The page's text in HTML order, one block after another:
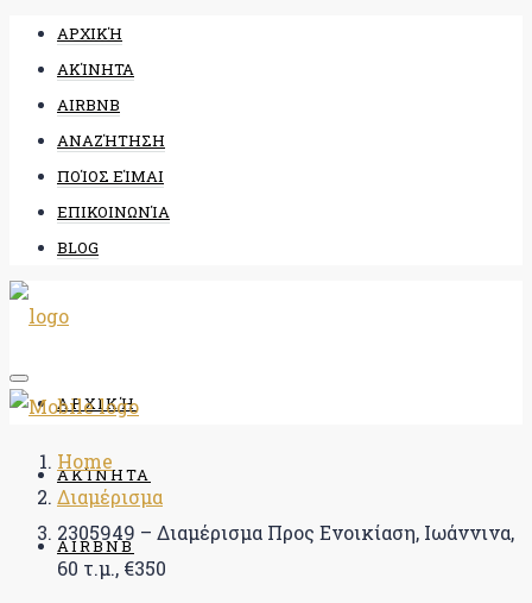
ΑΡΧΙΚΉ
ΑΚΊΝΗΤΑ
AIRBNB
ΑΝΑΖΉΤΗΣΗ
ΠΟΊΟΣ ΕΊΜΑΙ
ΕΠΙΚΟΙΝΩΝΊΑ
BLOG
ΑΡΧΙΚΉ
ΑΚΊΝΗΤΑ
AIRBNB
Home
Διαμέρισμα
2305949 – Διαμέρισμα Προς Ενοικίαση, Ιωάννινα,
60 τ.μ., €350